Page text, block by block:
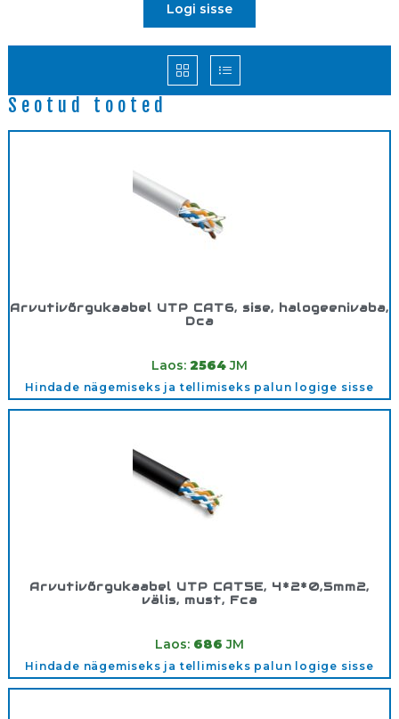
Logi sisse
Seotud tooted
Arvutivõrgukaabel UTP CAT6, sise, halogeenivaba,
Dca
Laos: 2564JM
Hindade nägemiseks ja tellimiseks palun logige sisse
Arvutivõrgukaabel UTP CAT5E, 4*2*0,5mm2,
välis, must, Fca
Laos: 686 JM
Hindade nägemiseks ja tellimiseks palun logige sisse